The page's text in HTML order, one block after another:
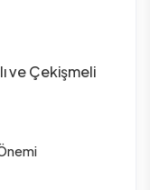
ve Çekişmeli